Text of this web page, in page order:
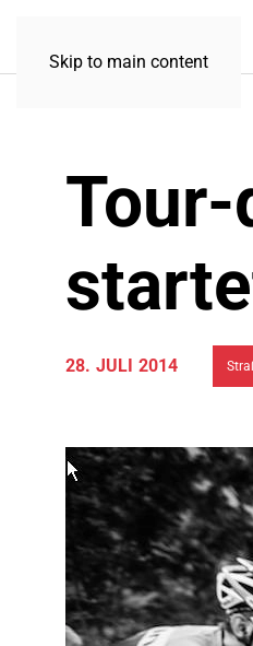
Skip to main content
28. JULI 2014